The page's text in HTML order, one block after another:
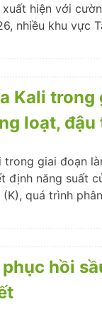
hiện với
nhiều khu vực
Kali trong
loạt,
trong giai đoạn
định năng suất
quá trình
hồi